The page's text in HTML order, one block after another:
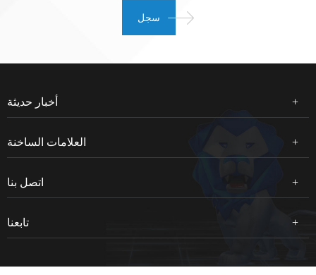
أخبار حديثة
العلامات الساخنة
اتصل بنا
تابعنا